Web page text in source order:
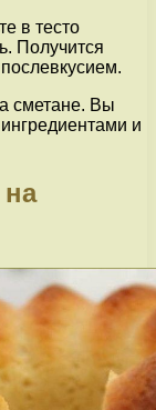
в тесто
Получится
сметане. Вы
и
на